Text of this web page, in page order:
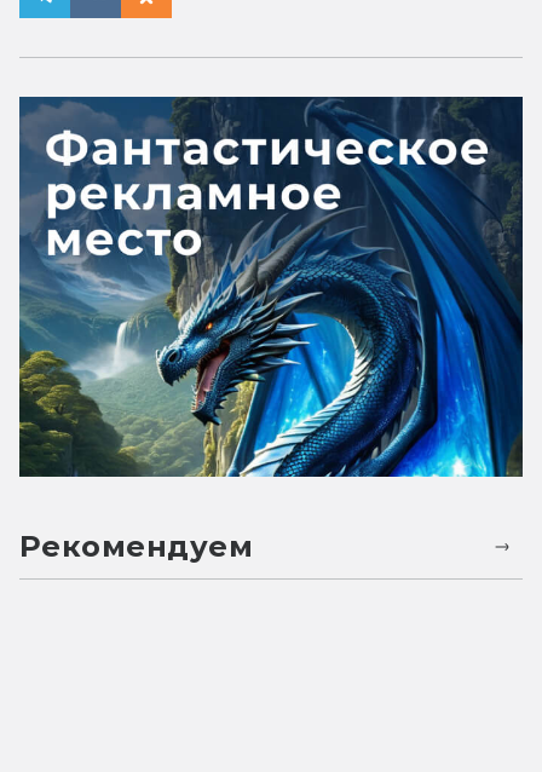
Рекомендуем